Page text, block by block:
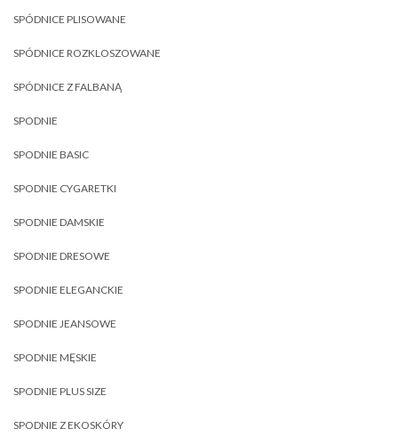
SPÓDNICE PLISOWANE
SPÓDNICE ROZKLOSZOWANE
SPÓDNICE Z FALBANĄ
SPODNIE
SPODNIE BASIC
SPODNIE CYGARETKI
SPODNIE DAMSKIE
SPODNIE DRESOWE
SPODNIE ELEGANCKIE
SPODNIE JEANSOWE
SPODNIE MĘSKIE
SPODNIE PLUS SIZE
SPODNIE Z EKOSKÓRY